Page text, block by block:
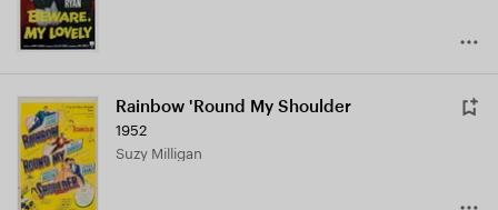
Rainbow 'Round My Shoulder
1952
Suzy Milligan